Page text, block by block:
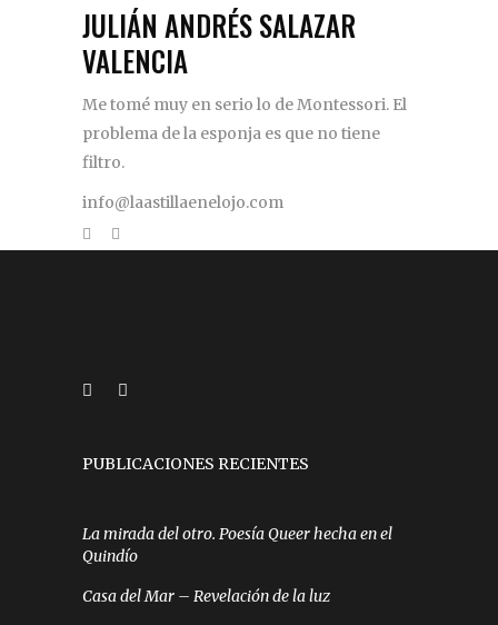
JULIÁN ANDRÉS SALAZAR
VALENCIA
Me tomé muy en serio lo de Montessori. El
problema de la esponja es que no tiene
filtro.
info@laastillaenelojo.com
PUBLICACIONES RECIENTES
La mirada del otro. Poesía Queer hecha en el
Quindío
Casa del Mar – Revelación de la luz